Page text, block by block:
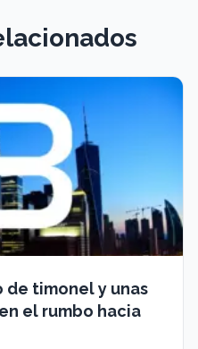
de timonel y unas
el rumbo hacia